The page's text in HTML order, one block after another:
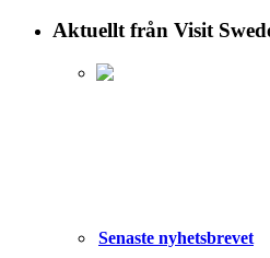
Aktuellt från Visit
Senaste nyhetsbrevet